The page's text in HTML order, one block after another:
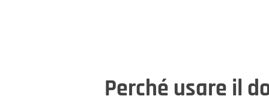
Perché usare il